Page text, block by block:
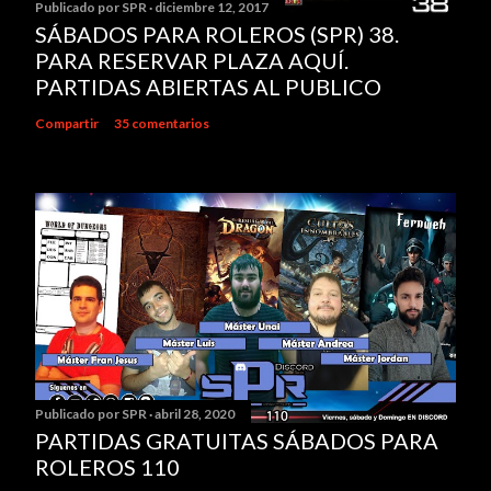
n
c
o
m
e
a
r
i
o
Publicado por SPR diciembre 12, 2017
SÁBADOS PARA ROLEROS (SPR) 38.
PARA RESERVAR PLAZA AQUÍ.
PARTIDAS ABIERTAS AL PUBLICO
Compartir 35 comentarios
Publicado por SPR abril 28, 2020
PARTIDAS GRATUITAS SÁBADOS PARA
ROLEROS 110